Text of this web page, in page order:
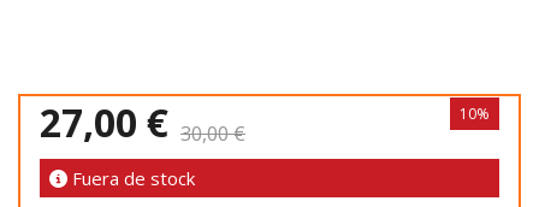
27,00 € 30,00 €
10%
Fuera de stock